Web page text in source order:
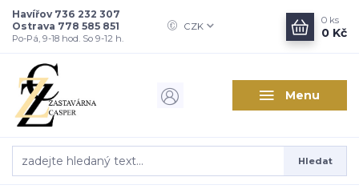
Menu
CZK
Hledat
Havířov 736 232 307
Ostrava 778 585 851
Po-Pá, 9-18 hod. So 9-12 h.
0 ks
0 Kč